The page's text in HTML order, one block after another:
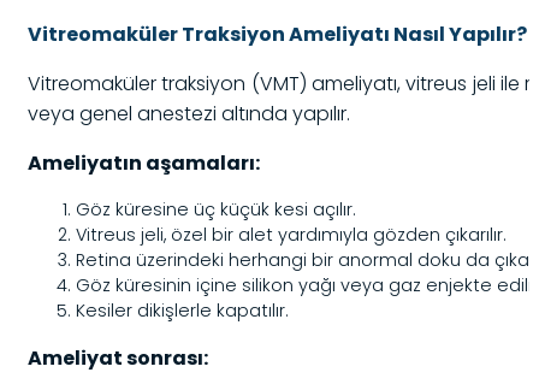
Vitreomaküler Traksiyon Ameliyatı Nasıl Yapılır?
Vitreomaküler traksiyon (VMT) ameliyatı, vitreus jeli ile
veya genel anestezi altında yapılır.
Ameliyatın aşamaları:
Göz küresine üç küçük kesi açılır.
Vitreus jeli, özel bir alet yardımıyla gözden çıkarılır.
Retina üzerindeki herhangi bir anormal doku da
Göz küresinin içine silikon yağı veya gaz enjekte
Kesiler dikişlerle kapatılır.
Ameliyat sonrası: